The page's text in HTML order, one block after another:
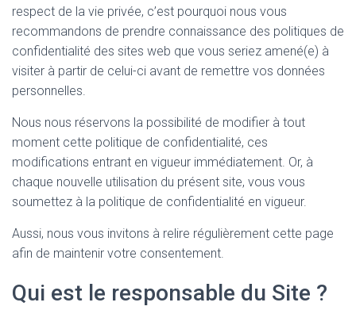
respect de la vie privée, c’est pourquoi nous vous
recommandons de prendre connaissance des politiques de
confidentialité des sites web que vous seriez amené(e) à
visiter à partir de celui-ci avant de remettre vos données
personnelles.
Nous nous réservons la possibilité de modifier à tout
moment cette politique de confidentialité, ces
modifications entrant en vigueur immédiatement. Or, à
chaque nouvelle utilisation du présent site, vous vous
soumettez à la politique de confidentialité en vigueur.
Aussi, nous vous invitons à relire régulièrement cette page
afin de maintenir votre consentement.
Qui est le responsable du Site ?